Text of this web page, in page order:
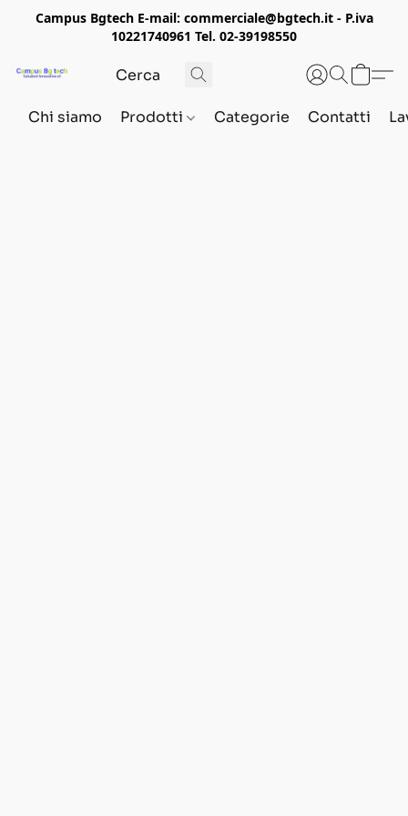
Campus Bgtech E-mail: commerciale@bgtech.it - P.iva
10221740961 Tel. 02-39198550
Chi siamo Prodotti Categorie Contatti